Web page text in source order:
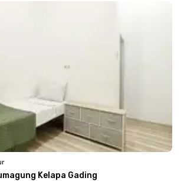
Kelapa Gading